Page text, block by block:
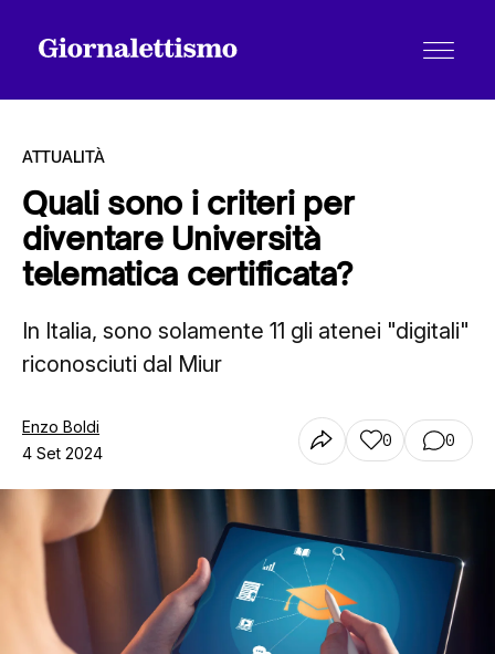
Tutti gli articoli
Chi siamo
Contatti
ATTUALITÀ
Quali sono i criteri per
diventare Università
telematica certificata?
In Italia, sono solamente 11 gli atenei "digitali"
riconosciuti dal Miur
Enzo Boldi
4 Set 2024
0 0